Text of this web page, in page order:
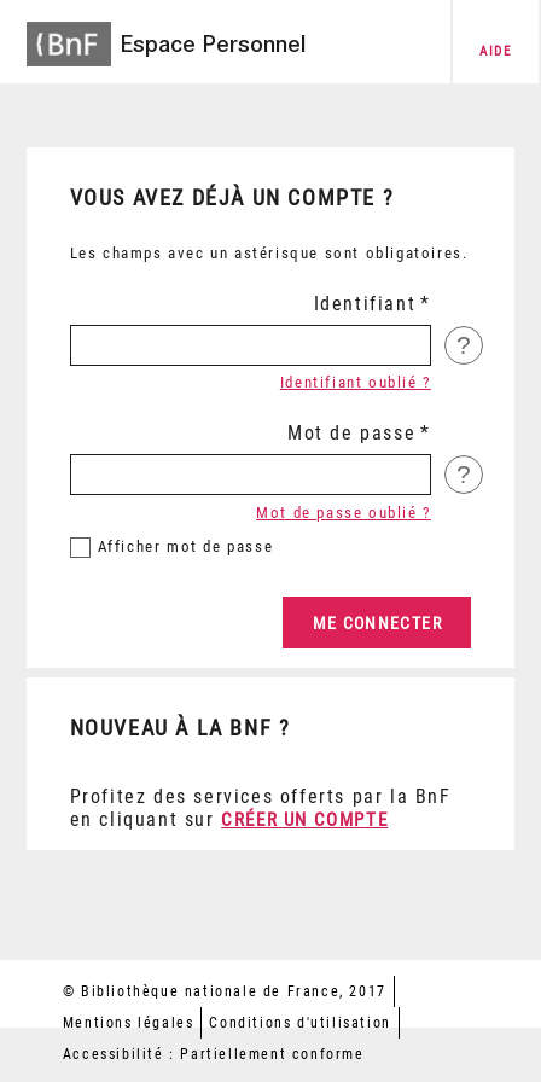
Espace Personnel AIDE
VOUS AVEZ DÉJÀ UN COMPTE ?
Les champs avec un astérisque sont obligatoires.
Identifiant
?
Identifiant oublié ?
Mot de passe
?
Afficher mot de passe
Mot de passe oublié ?
NOUVEAU À LA BNF ?
Profitez des services offerts par la BnF
en cliquant sur CRÉER UN COMPTE
© Bibliothèque nationale de France, 2017
Mentions légales
Conditions d'utilisation
Accessibilité : Partiellement conforme